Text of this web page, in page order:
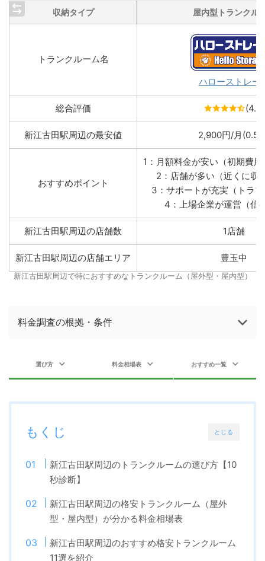
収納タイプ 屋内型トランクル
トランクルーム名
ハローストレー
総合評価 (4.6)
新江古田駅周辺の最安値 2,900円/月(0.5
おすすめポイント
1：月額料金が安い（初期費
2：店舗が多い（近くに収
3：サポートが充実（トラ
4：上場企業が運営（信
新江古田駅周辺の店舗数 1店舗
新江古田駅周辺の店舗エリア 豊玉中
新江古田駅周辺で特におすすめなトランクルーム（屋外型・屋内型）
料金調査の根拠・条件
選び方 料金相場表 おすすめ一覧
とじる
もくじ
新江古田駅周辺のトランクルームの選び方【10
秒診断】
新江古田駅周辺の格安トランクルーム（屋外
型・屋内型）が分かる料金相場表
新江古田駅周辺のおすすめ格安トランクルーム
11選を紹介